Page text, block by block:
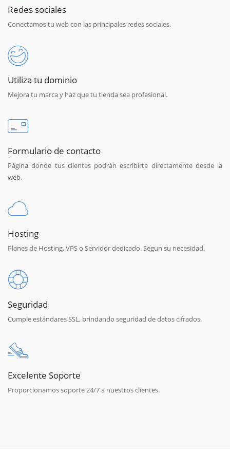
Redes sociales
Conectamos tu web con las principales redes sociales.
Utiliza tu dominio
Mejora tu marca y haz que tu tienda sea profesional.
Formulario de contacto
Página donde tus clientes podrán escribirte directamente desde la
web.
Hosting
Planes de Hosting, VPS o Servidor dedicado. Segun su necesidad.
Seguridad
Cumple estándares SSL, brindando seguridad de datos cifrados.
Excelente Soporte
Proporcionamos soporte 24/7 a nuestros clientes.